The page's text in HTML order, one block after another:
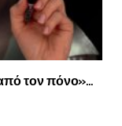
τον πόνο»…